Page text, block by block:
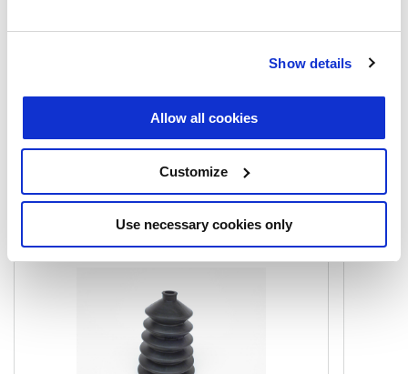
Show details
Allow all cookies
Customize
Use necessary cookies only
Consultez toutes les publications connexes dans notre
Bibliothèque de documentation sur les produits.
Produits connexes